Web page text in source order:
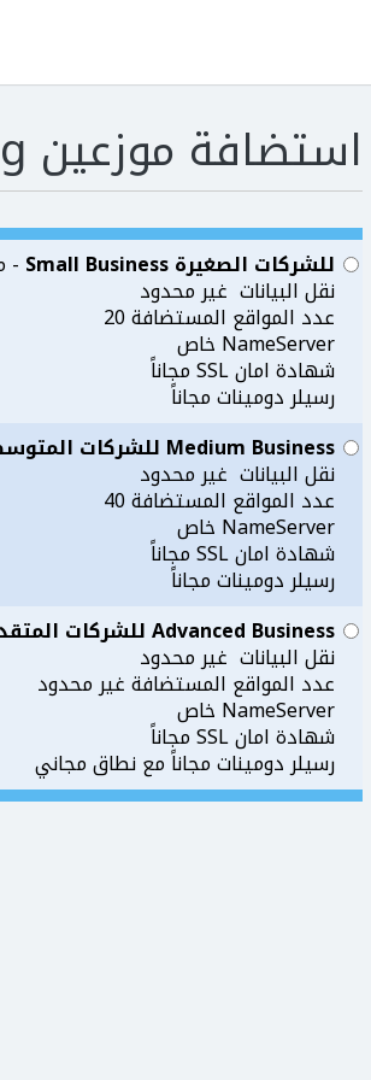
استضافة موزعين Reseller Hosting
للشركات الصغيرة Small Business -
نقل البيانات غير محدود
عدد المواقع المستضافة 20
NameServer خاص
شهادة امان SSL مجاناً
رسيلر دومينات مجاناً
Medium Business للشركات المتوسطة
نقل البيانات غير محدود
عدد المواقع المستضافة 40
NameServer خاص
شهادة امان SSL مجاناً
رسيلر دومينات مجاناً
Advanced Business للشركات المتقدمة
نقل البيانات غير محدود
عدد المواقع المستضافة غير محدود
NameServer خاص
شهادة امان SSL مجاناً
رسيلر دومينات مجاناً مع نطاق مجاني